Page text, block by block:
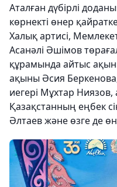
Аталған дүбірлі
көрнекті өнер
Халық артисі,
Асанәлі Әшімов
құрамында айтыс
ақыны Әсия
иегері Мұхтар
Қазақстанның еңбек
Әлтаев және өзге де